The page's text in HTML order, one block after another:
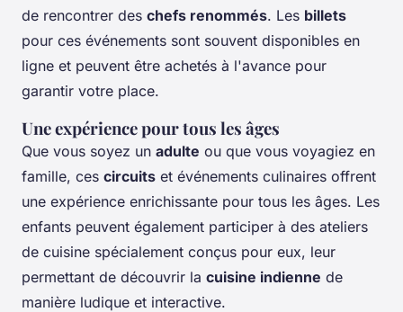
de rencontrer des chefs renommés. Les billets
pour ces événements sont souvent disponibles en
ligne et peuvent être achetés à l'avance pour
garantir votre place.
Une expérience pour tous les âges
Que vous soyez un adulte ou que vous voyagiez en
famille, ces circuits et événements culinaires offrent
une expérience enrichissante pour tous les âges. Les
enfants peuvent également participer à des ateliers
de cuisine spécialement conçus pour eux, leur
permettant de découvrir la cuisine indienne de
manière ludique et interactive.